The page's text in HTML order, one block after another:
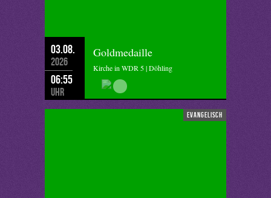
03.08.
2026
06:55
Uhr
Goldmedaille
Kirche in WDR 5 | Döhling
evangelisch